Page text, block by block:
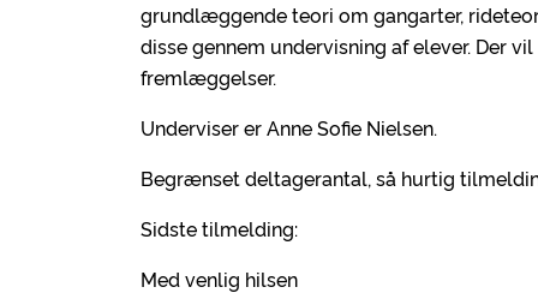
grundlæggende teori om gangarter,
disse gennem undervisning af elever. Der
fremlæggelser.
Underviser er Anne Sofie Nielsen.
Begrænset deltagerantal, så hurtig
Sidste tilmelding:
Med venlig hilsen